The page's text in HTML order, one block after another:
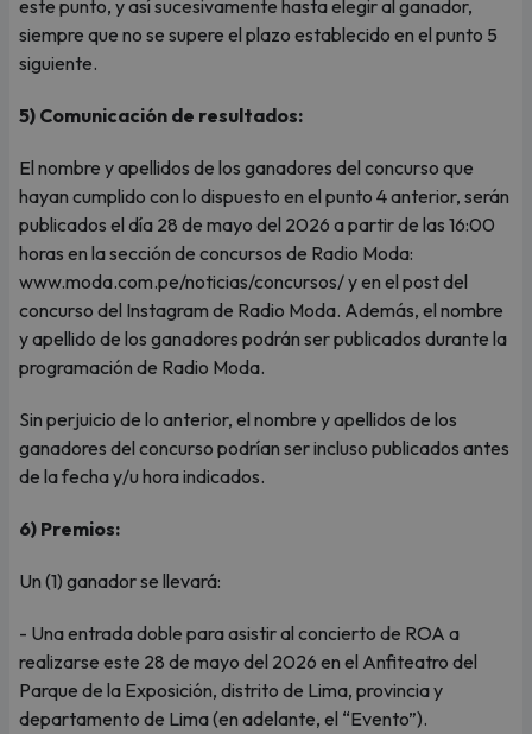
este punto, y así sucesivamente hasta elegir al ganador,
siempre que no se supere el plazo establecido en el punto 5
siguiente.
5) Comunicación de resultados:
El nombre y apellidos de los ganadores del concurso que
hayan cumplido con lo dispuesto en el punto 4 anterior, serán
publicados el día 28 de mayo del 2026 a partir de las 16:00
horas en la sección de concursos de Radio Moda:
www.moda.com.pe/noticias/concursos/ y en el post del
concurso del Instagram de Radio Moda. Además, el nombre
y apellido de los ganadores podrán ser publicados durante la
programación de Radio Moda.
Sin perjuicio de lo anterior, el nombre y apellidos de los
ganadores del concurso podrían ser incluso publicados antes
de la fecha y/u hora indicados.
6) Premios:
Un (1) ganador se llevará:
- Una entrada doble para asistir al concierto de ROA a
realizarse este 28 de mayo del 2026 en el Anfiteatro del
Parque de la Exposición, distrito de Lima, provincia y
departamento de Lima (en adelante, el “Evento”).